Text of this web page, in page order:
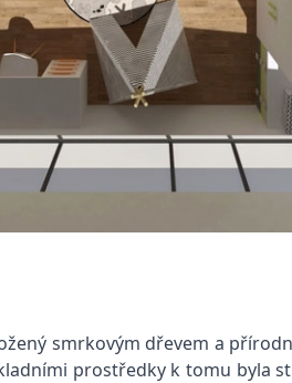
smrkovým dřevem a
prostředky k tomu byla